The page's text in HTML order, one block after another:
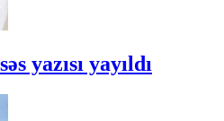
yazısı yayıldı